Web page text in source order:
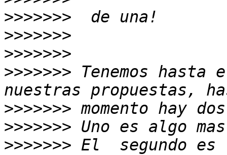
>>>>>>>
>>>>>>>
>>>>>>>
>>>>>>> Tenemos
>>>>>>>
>>>>>>>
>>>>>>> El  segundo es